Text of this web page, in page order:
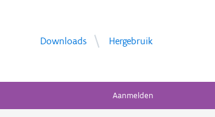
Downloads Hergebruik
Aanmelden